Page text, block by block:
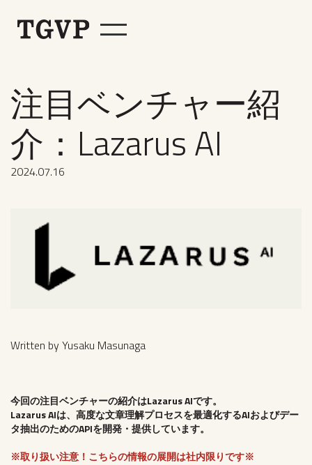
注目ベンチャー紹
介：Lazarus AI
2024.07.16
Written by Yusaku Masunaga
今回の注目ベンチャーの紹介はLazarus AIです。
Lazarus AIは、高度な文章理解プロセスを最適化するAIおよびデー
タ抽出のためのAPIを開発・提供しています。
※取り扱い注意！こちらの情報の展開は社内限りです※